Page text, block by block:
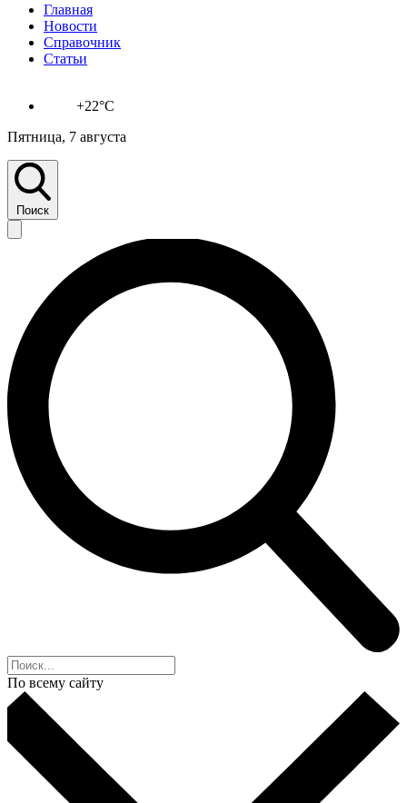
Главная
Новости
Справочник
Статьи
+22°C
Пятница, 7 августа
Поиск
По всему сайту